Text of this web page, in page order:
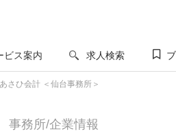
ビス案内 求人検索
さひ会計 ＜仙台事務所＞
事務所/企業情報